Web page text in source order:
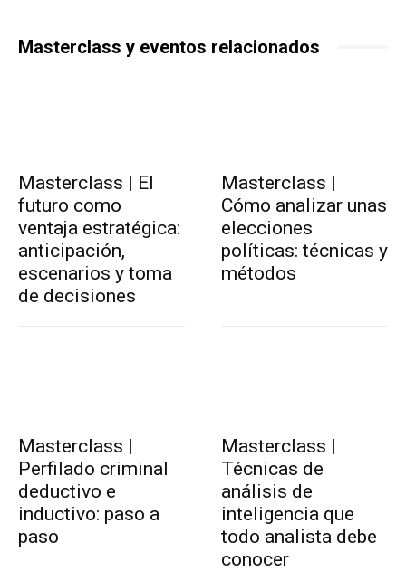
Masterclass y eventos relacionados
Masterclass | El
futuro como
ventaja estratégica:
anticipación,
escenarios y toma
de decisiones
Masterclass |
Cómo analizar unas
elecciones
políticas: técnicas y
métodos
Masterclass |
Perfilado criminal
deductivo e
inductivo: paso a
paso
Masterclass |
Técnicas de
análisis de
inteligencia que
todo analista debe
conocer